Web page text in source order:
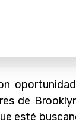
de
esté